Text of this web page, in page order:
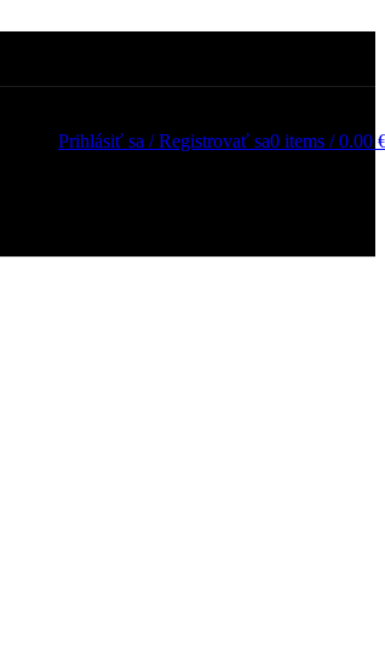
Prihlásiť sa / Registrovať sa0 items / 0.00